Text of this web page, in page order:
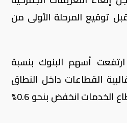
توقيع المرحلة الأولى من
أسهم البنوك بنسبة
القطاعات داخل النطاق
الأحمر مع حقيقة أن قطاع الخدمات انخفض بنحو 0.6%